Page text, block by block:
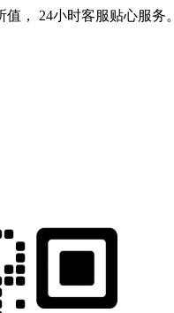
， 24小时客服贴心服务。